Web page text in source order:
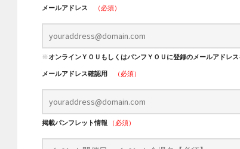
メールアドレス （必須）
※オンラインＹＯＵもしくはパンフＹＯＵに登録のメールアドレス
メールアドレス確認用
（必須）
掲載パンフレット情報 （必須）